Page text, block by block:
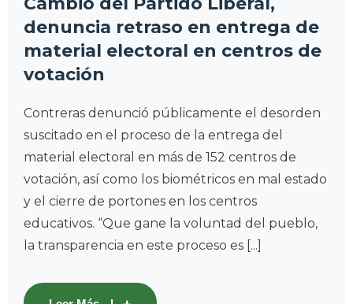
denuncia retraso en entrega de
material electoral en centros de
votación
Contreras denunció públicamente el desorden
suscitado en el proceso de la entrega del
material electoral en más de 152 centros de
votación, así como los biométricos en mal estado
y el cierre de portones en los centros
educativos. “Que gane la voluntad del pueblo,
la transparencia en este proceso es [...]